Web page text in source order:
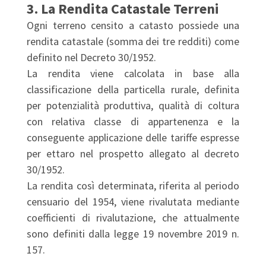
3. La Rendita Catastale Terreni
Ogni terreno censito a catasto possiede una
rendita catastale (somma dei tre redditi) come
definito nel Decreto 30/1952.
La rendita viene calcolata in base alla
classificazione della particella rurale, definita
per potenzialità produttiva, qualità di coltura
con relativa classe di appartenenza e la
conseguente applicazione delle tariffe espresse
per ettaro nel prospetto allegato al decreto
30/1952.
La rendita così determinata, riferita al periodo
censuario del 1954, viene rivalutata mediante
coefficienti di rivalutazione, che attualmente
sono definiti dalla legge 19 novembre 2019 n.
157.